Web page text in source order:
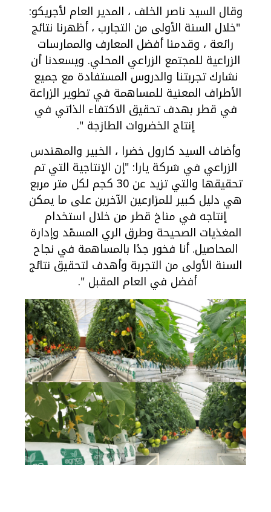
وقال السيد ناصر الخلف ، المدير العام لأجريكو:
"خلال السنة الأولى من التجارب ، أظهرنا نتائج
رائعة ، وقدمنا أفضل المعارف والممارسات
الزراعية للمجتمع الزراعي المحلي. ويسعدنا أن
نشارك تجربتنا والدروس المستفادة مع جميع
الأطراف المعنية للمساهمة في تطوير الزراعة
في قطر بهدف تحقيق الاكتفاء الذاتي في
إنتاج الخضروات الطازجة ".
وأضاف السيد كارول خضرا ، الخبير والمهندس
الزراعي في شركة يارا: "إن الإنتاجية التي تم
تحقيقها والتي تزيد عن 30 كجم لكل متر مربع
هي دليل كبير للمزارعين الآخرين على ما يمكن
إنتاجه في مناخ قطر من خلال استخدام
المغذيات الصحيحة وطرق الري المسمّد وإدارة
المحاصيل. أنا فخور جدًا بالمساهمة في نجاح
السنة الأولى من التجربة وأهدف لتحقيق نتائج
أفضل في العام المقبل ".